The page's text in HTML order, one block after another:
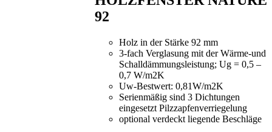
92
Holz in der Stärke 92 mm
3-fach Verglasung mit der Wärme-und
Schalldämmungsleistung; Ug = 0,5 –
0,7 W/m2K
Uw-Bestwert: 0,81W/m2K
Serienmäßig sind 3 Dichtungen
eingesetzt Pilzzapfenverriegelung
optional verdeckt liegende Beschläge